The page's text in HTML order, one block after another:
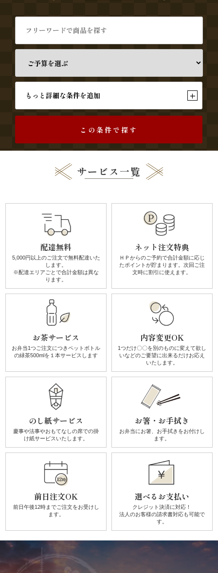
気
入
定
基
づ
記
もっと詳細な条件を追加 +
この条件で探す
サービス一覧
配達無料
5,000円以上のご注文で無料配達いた
します。
※配達エリアごとで合計金額は異な
ります。
ネット注文特典
ＨＰからのご予約で合計金額に応じ
たポイントが貯まります。 次回ご注
文時に割引に使えます。
お茶サービス
お弁当1つご注文につきペットボトル
の緑茶500mlを１本サービスします
内容変更OK
1つだけ〇〇を別のものに変えて欲し
いなどのご要望に出来るだけお応え
いたします。
のし紙サービス
慶事や法事やおもてなしの席での掛
け紙サービスいたします。
お箸・お手拭き
お弁当にお箸、お手拭きをお付けし
ます。
前日注文OK
前日午後12時までご注文をお受けし
ます。
選べるお支払い
クレジット決済に対応！
法人のお客様の請求書対応も可能で
す。